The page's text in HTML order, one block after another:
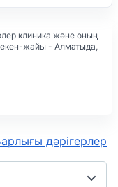
клиника және оның
жайы - Алматыда,
дәрігерлер